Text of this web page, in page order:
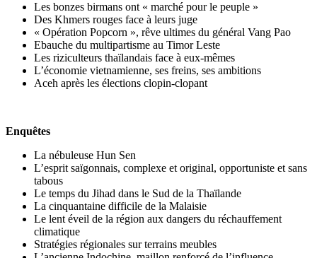
Les bonzes birmans ont « marché pour le peuple »
Des Khmers rouges face à leurs juge
« Opération Popcorn », rêve ultimes du général Vang Pao
Ebauche du multipartisme au Timor Leste
Les riziculteurs thaïlandais face à eux-mêmes
L’économie vietnamienne, ses freins, ses ambitions
Aceh après les élections clopin-clopant
Enquêtes
La nébuleuse Hun Sen
L’esprit saïgonnais, complexe et original, opportuniste et sans
tabous
Le temps du Jihad dans le Sud de la Thaïlande
La cinquantaine difficile de la Malaisie
Le lent éveil de la région aux dangers du réchauffement
climatique
Stratégies régionales sur terrains meubles